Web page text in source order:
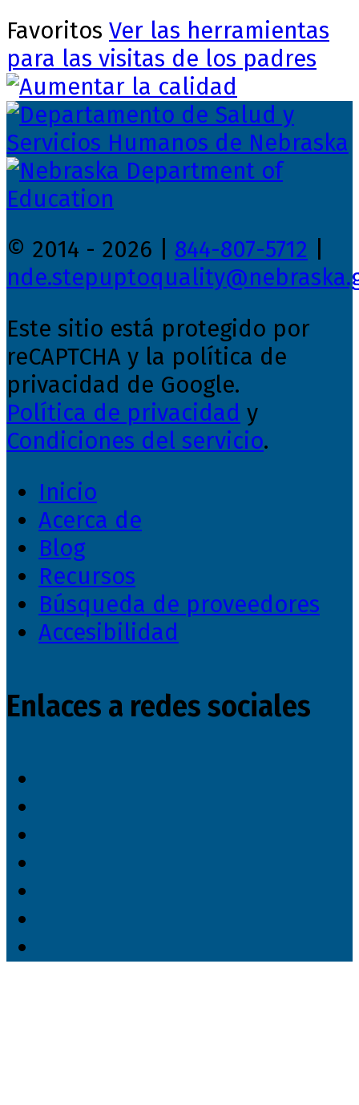
Favoritos Ver las herramientas
para las visitas de los padres
© 2014 - 2026 | 844-807-5712
Este sitio está protegido por
reCAPTCHA y la política de
privacidad de Google.
Política de privacidad y
Condiciones del servicio.
Inicio
Acerca de
Blog
Recursos
Búsqueda de proveedores
Accesibilidad
Enlaces a redes sociales